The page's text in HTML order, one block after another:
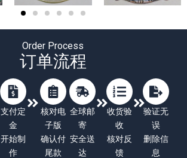
Order Process
订单流程
支付定
金
开始制
作
核对电
子版
确认付
尾款
全球邮
寄
安全送
达
收货验
收
核对反
馈
验证无
误
删除信
息